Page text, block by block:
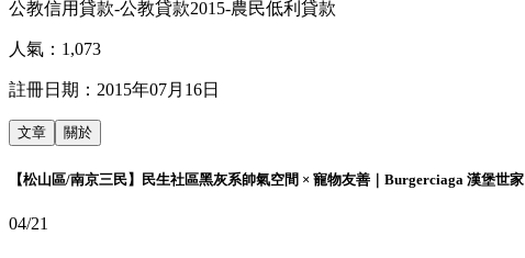
公教信用貸款-公教貸款2015-農民低利貸款
人氣： 1,073
註冊日期： 2015年07月16日
文章 關於
【松山區/南京三民】民生社區黑灰系帥氣空間 × 寵物友善｜Burgerciaga 漢堡世家
04/21